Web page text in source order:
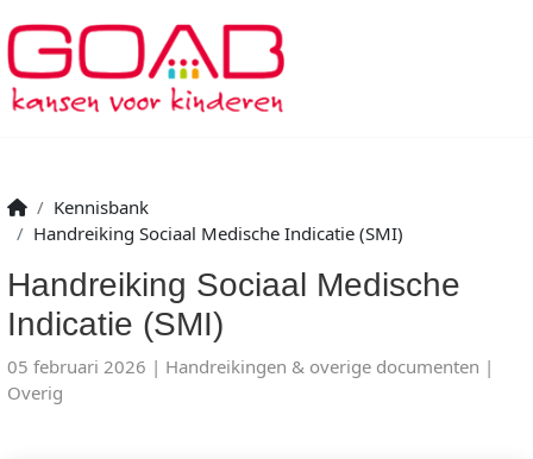
Kennisbank
Handreiking Sociaal Medische Indicatie (SMI)
Handreiking Sociaal Medische
Indicatie (SMI)
05 februari 2026
Handreikingen & overige documenten
Overig